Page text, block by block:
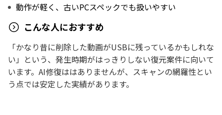
動作が軽く、古いPCスペックでも扱いやすい
こんな人におすすめ
「かなり昔に削除した動画がUSBに残っているかもしれな
い」という、発生時期がはっきりしない復元案件に向いて
います。AI修復ははありませんが、スキャンの網羅性とい
う点では安定した実績があります。